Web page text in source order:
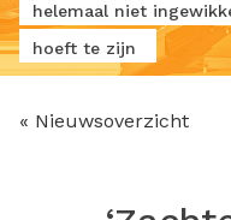
helemaal niet
hoeft te zijn
« Nieuwsoverzicht